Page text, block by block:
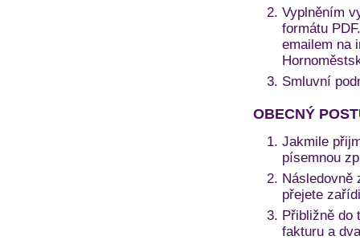
Vyplněním
formátu
emailem na
Smluvní
OBECNÝ
Jakmile
písemnou
Následovně
přejete
Přibližně do
fakturu a